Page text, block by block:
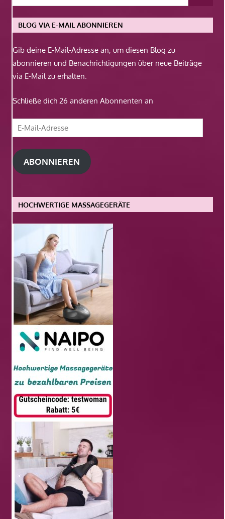
BLOG VIA E-MAIL ABONNIEREN
Gib deine E-Mail-Adresse an, um diesen Blog zu
abonnieren und Benachrichtigungen über neue Beiträge
via E-Mail zu erhalten.
Schließe dich 26 anderen Abonnenten an
E-
Mail-
Adresse
ABONNIEREN
HOCHWERTIGE MASSAGEGERÄTE